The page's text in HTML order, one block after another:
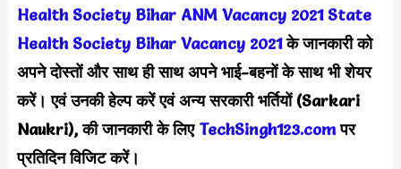
Health Society Bihar ANM Vacancy 2021 State
Health Society Bihar Vacancy 2021के जानकारी को
अपने दोस्तों और साथ ही साथ अपने भाई-बहनों के साथ भी शेयर
करें। एवं उनकी हेल्प करें एवं अन्य सरकारी भर्तियों (Sarkari
Naukri), की जानकारी के लिए TechSingh123.comपर
प्रतिदिन विजिट करें।